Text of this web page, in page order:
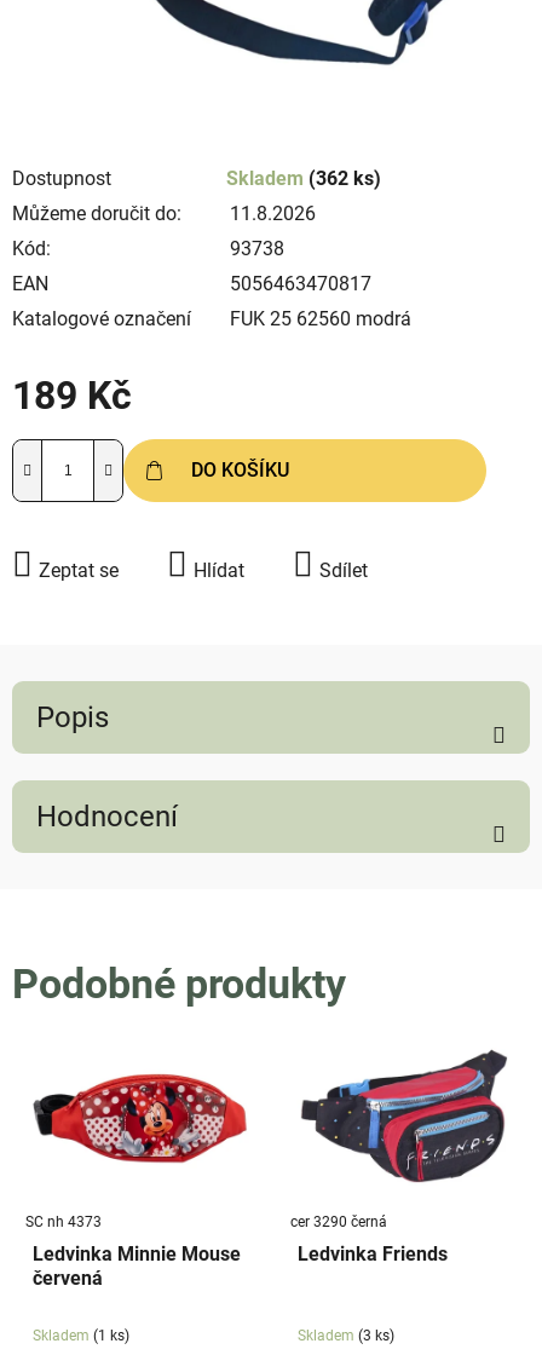
Dostupnost Skladem (362 ks)
Můžeme doručit do:
11.8.2026
Kód:
93738
EAN
5056463470817
Katalogové označení
FUK 25 62560 modrá
189 Kč
DO KOŠÍKU
Zeptat se Hlídat Sdílet
Popis
Hodnocení
Podobné produkty
SC nh 4373
Ledvinka Minnie Mouse
červená
Skladem (1 ks)
cer 3290 černá
Ledvinka Friends
Skladem (3 ks)